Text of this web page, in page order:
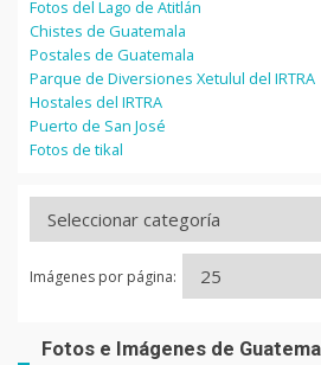
Fotos del Lago de Atitlán
Chistes de Guatemala
Postales de Guatemala
Parque de Diversiones Xetulul del IRTRA
Hostales del IRTRA
Puerto de San José
Fotos de tikal
Imágenes por página:
Fotos e Imágenes de